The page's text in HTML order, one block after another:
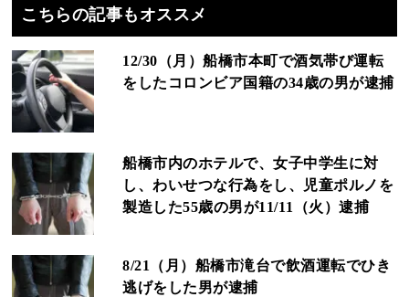
こちらの記事もオススメ
12/30（月）船橋市本町で酒気帯び運転
をしたコロンビア国籍の34歳の男が逮捕
船橋市内のホテルで、女子中学生に対
し、わいせつな行為をし、児童ポルノを
製造した55歳の男が11/11（火）逮捕
8/21（月）船橋市滝台で飲酒運転でひき
逃げをした男が逮捕